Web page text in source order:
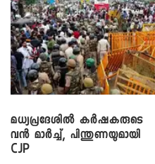
മധ്യപ്രദേശിൽ കർഷകരുടെ
വൻ മാർച്ച്, പിന്തുണയുമായി
CJP